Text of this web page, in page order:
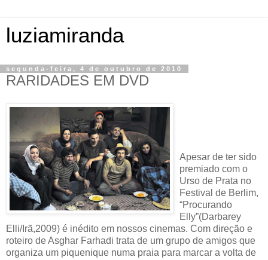
luziamiranda
segunda-feira, 4 de outubro de 2010
RARIDADES EM DVD
Apesar de ter sido
premiado com o
Urso de Prata no
Festival de Berlim,
“Procurando
Elly”(Darbarey
Elli/Irã,2009) é inédito em nossos cinemas. Com direção e
roteiro de Asghar Farhadi trata de um grupo de amigos que
organiza um piquenique numa praia para marcar a volta de